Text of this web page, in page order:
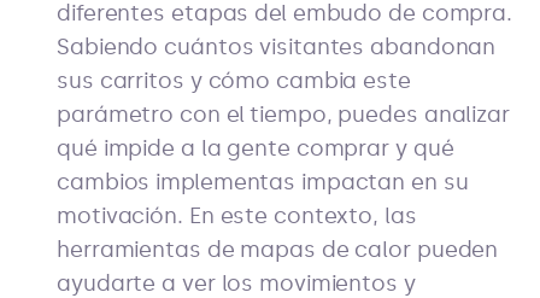
diferentes etapas del embudo de compra.
Sabiendo cuántos visitantes abandonan
sus carritos y cómo cambia este
parámetro con el tiempo, puedes analizar
qué impide a la gente comprar y qué
cambios implementas impactan en su
motivación. En este contexto, las
herramientas de mapas de calor pueden
ayudarte a ver los movimientos y